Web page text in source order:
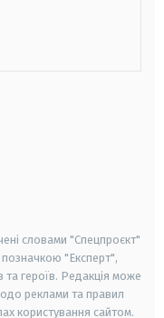
словами "Спецпроєкт"
"Експерт",
героїв. Редакція може
реклами та правил
користування сайтом.